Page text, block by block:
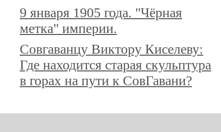
9 января 1905 года. "Чёрная
метка" империи.
Совгаванцу Виктору Киселеву:
Где находится старая скульптура
в горах на пути к СовГавани?